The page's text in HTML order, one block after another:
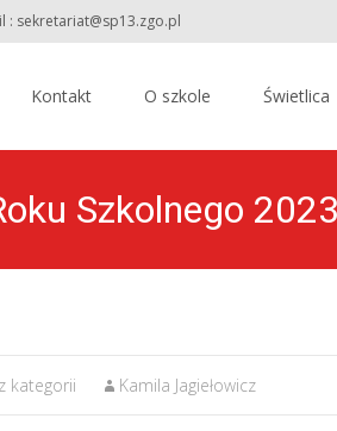
: sekretariat@sp13.zgo.pl
Kontakt O szkole Świetlica
Szkolnego
kategorii Kamila Jagiełowicz